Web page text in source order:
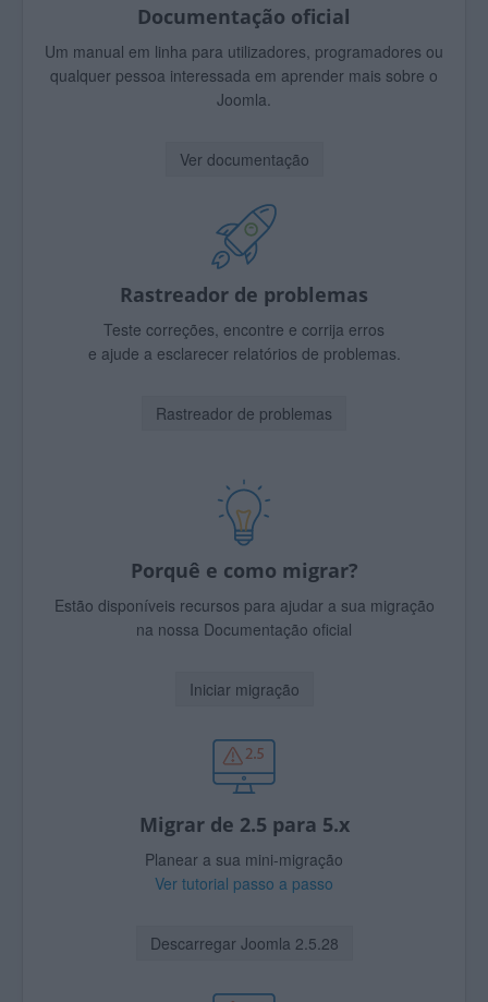
Documentação oficial
Um manual em linha para utilizadores, programadores ou
qualquer pessoa interessada em aprender mais sobre o
Joomla.
Ver documentação
Rastreador de problemas
Teste correções, encontre e corrija erros
e ajude a esclarecer relatórios de problemas.
Rastreador de problemas
Porquê e como migrar?
Estão disponíveis recursos para ajudar a sua migração
na nossa Documentação oficial
Iniciar migração
Migrar de 2.5 para 5.x
Planear a sua mini-migração
Ver tutorial passo a passo
Descarregar Joomla 2.5.28